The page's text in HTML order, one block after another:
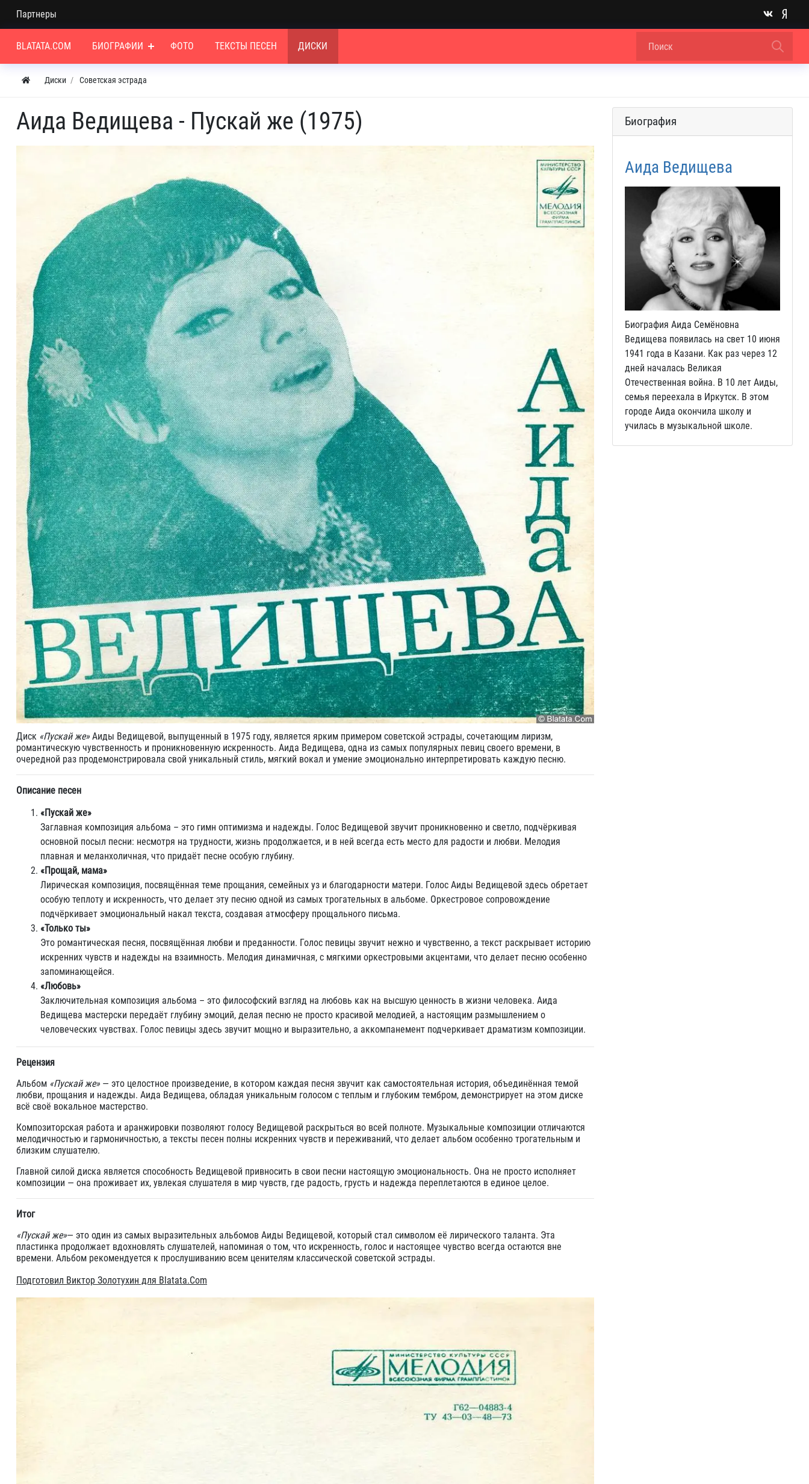
Партнеры
BLATATA.COM БИОГРАФИИ ФОТО ТЕКСТЫ ПЕСЕН ДИСКИ
Диски Советская эстрада
Аида Ведищева - Пускай же (1975)
Диск «Пускай же»Аиды Ведищевой, выпущенный в 1975 году, является ярким примером советской эстрады, сочетающим лиризм,
романтическую чувственность и проникновенную искренность. Аида Ведищева, одна из самых популярных певиц своего времени, в
очередной раз продемонстрировала свой уникальный стиль, мягкий вокал и умение эмоционально интерпретировать каждую песню.
Описание песен
«Пускай же»
Заглавная композиция альбома – это гимн оптимизма и надежды. Голос Ведищевой звучит проникновенно и светло, подчёркивая
основной посыл песни: несмотря на трудности, жизнь продолжается, и в ней всегда есть место для радости и любви. Мелодия
плавная и меланхоличная, что придаёт песне особую глубину.
«Прощай, мама»
Лирическая композиция, посвящённая теме прощания, семейных уз и благодарности матери. Голос Аиды Ведищевой здесь обретает
особую теплоту и искренность, что делает эту песню одной из самых трогательных в альбоме. Оркестровое сопровождение
подчёркивает эмоциональный накал текста, создавая атмосферу прощального письма.
«Только ты»
Это романтическая песня, посвящённая любви и преданности. Голос певицы звучит нежно и чувственно, а текст раскрывает историю
искренних чувств и надежды на взаимность. Мелодия динамичная, с мягкими оркестровыми акцентами, что делает песню особенно
запоминающейся.
«Любовь»
Заключительная композиция альбома – это философский взгляд на любовь как на высшую ценность в жизни человека. Аида
Ведищева мастерски передаёт глубину эмоций, делая песню не просто красивой мелодией, а настоящим размышлением о
человеческих чувствах. Голос певицы здесь звучит мощно и выразительно, а аккомпанемент подчеркивает драматизм композиции.
Рецензия
Альбом «Пускай же»— это целостное произведение, в котором каждая песня звучит как самостоятельная история, объединённая темой
любви, прощания и надежды. Аида Ведищева, обладая уникальным голосом с теплым и глубоким тембром, демонстрирует на этом диске
всё своё вокальное мастерство.
Композиторская работа и аранжировки позволяют голосу Ведищевой раскрыться во всей полноте. Музыкальные композиции отличаются
мелодичностью и гармоничностью, а тексты песен полны искренних чувств и переживаний, что делает альбом особенно трогательным и
близким слушателю.
Главной силой диска является способность Ведищевой привносить в свои песни настоящую эмоциональность. Она не просто исполняет
композиции — она проживает их, увлекая слушателя в мир чувств, где радость, грусть и надежда переплетаются в единое целое.
Итог
«Пускай же»— это один из самых выразительных альбомов Аиды Ведищевой, который стал символом её лирического таланта. Эта
пластинка продолжает вдохновлять слушателей, напоминая о том, что искренность, голос и настоящее чувство всегда остаются вне
времени. Альбом рекомендуется к прослушиванию всем ценителям классической советской эстрады.
Подготовил Виктор Золотухин для Blatata.Com
Биография
Аида Ведищева
Биография Аида Семёновна
Ведищева появилась на свет 10 июня
1941 года в Казани. Как раз через 12
дней началась Великая
Отечественная война. В 10 лет Аиды,
семья переехала в Иркутск. В этом
городе Аида окончила школу и
училась в музыкальной школе.